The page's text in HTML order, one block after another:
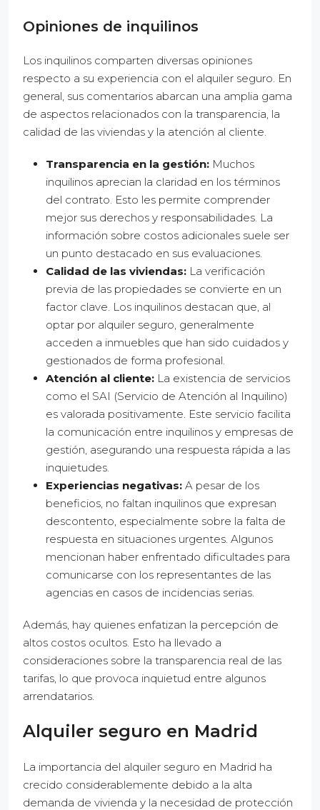
Opiniones de inquilinos
Los inquilinos comparten diversas opiniones
respecto a su experiencia con el alquiler seguro. En
general, sus comentarios abarcan una amplia gama
de aspectos relacionados con la transparencia, la
calidad de las viviendas y la atención al cliente.
Transparencia en la gestión: Muchos
inquilinos aprecian la claridad en los términos
del contrato. Esto les permite comprender
mejor sus derechos y responsabilidades. La
información sobre costos adicionales suele ser
un punto destacado en sus evaluaciones.
Calidad de las viviendas: La verificación
previa de las propiedades se convierte en un
factor clave. Los inquilinos destacan que, al
optar por alquiler seguro, generalmente
acceden a inmuebles que han sido cuidados y
gestionados de forma profesional.
Atención al cliente: La existencia de servicios
como el SAI (Servicio de Atención al Inquilino)
es valorada positivamente. Este servicio facilita
la comunicación entre inquilinos y empresas de
gestión, asegurando una respuesta rápida a las
inquietudes.
Experiencias negativas: A pesar de los
beneficios, no faltan inquilinos que expresan
descontento, especialmente sobre la falta de
respuesta en situaciones urgentes. Algunos
mencionan haber enfrentado dificultades para
comunicarse con los representantes de las
agencias en casos de incidencias serias.
Además, hay quienes enfatizan la percepción de
altos costos ocultos. Esto ha llevado a
consideraciones sobre la transparencia real de las
tarifas, lo que provoca inquietud entre algunos
arrendatarios.
Alquiler seguro en Madrid
La importancia del alquiler seguro en Madrid ha
crecido considerablemente debido a la alta
demanda de vivienda y la necesidad de protección